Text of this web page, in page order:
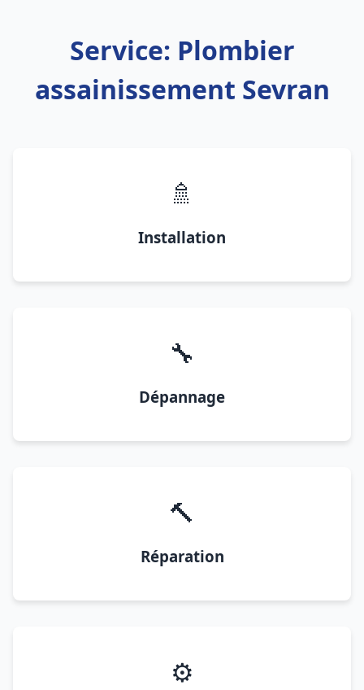
Service: Plombier
assainissement Sevran
🚿
Installation
🔧
Dépannage
🔨
Réparation
⚙️